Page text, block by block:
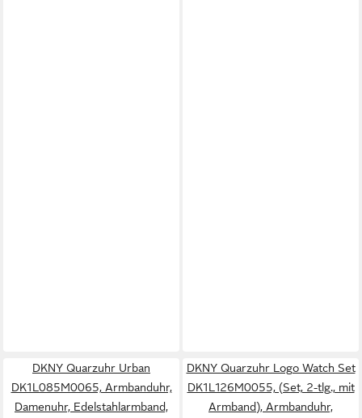
DKNY Quarzuhr Urban
DK1L085M0065, Armbanduhr,
Damenuhr, Edelstahlarmband,
DKNY Quarzuhr Logo Watch Set
DK1L126M0055, (Set, 2-tlg., mit
Armband), Armbanduhr,